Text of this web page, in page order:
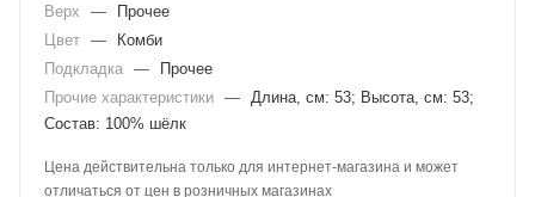
Верх
—
Прочее
Цвет —
Комби
Подкладка —
Прочее
Прочие характеристики —
Длина, см: 53; Высота, см: 53;
Состав: 100% шёлк
Цена действительна только для интернет-магазина и может
отличаться от цен в розничных магазинах